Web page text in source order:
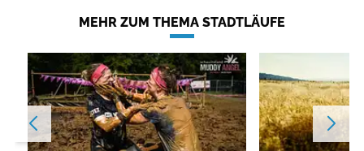
MEHR ZUM THEMA STADTLÄUFE